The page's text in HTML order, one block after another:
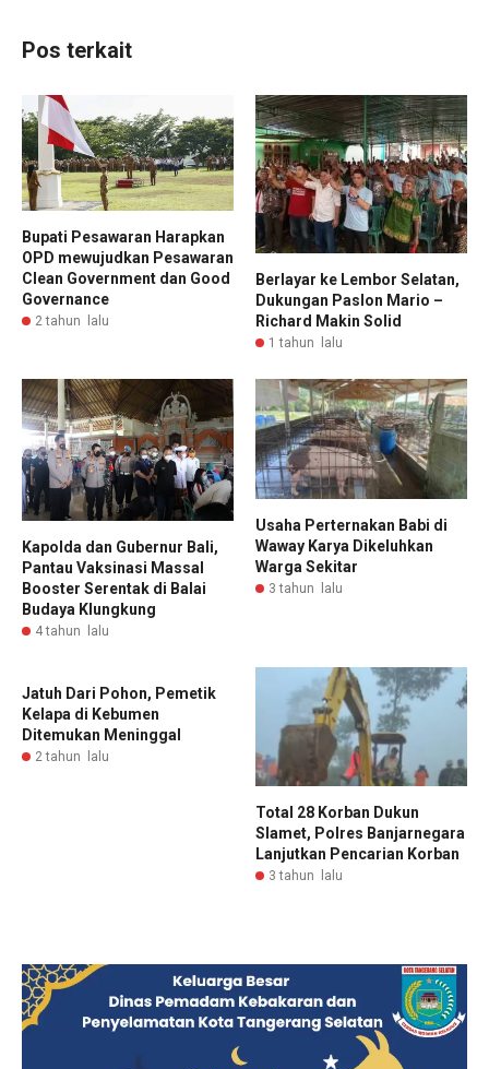
Pos terkait
Bupati Pesawaran Harapkan
OPD mewujudkan Pesawaran
Clean Government dan Good
Governance
2 tahun lalu
Berlayar ke Lembor Selatan,
Dukungan Paslon Mario –
Richard Makin Solid
1 tahun lalu
Kapolda dan Gubernur Bali,
Pantau Vaksinasi Massal
Booster Serentak di Balai
Budaya Klungkung
4 tahun lalu
Usaha Perternakan Babi di
Waway Karya Dikeluhkan
Warga Sekitar
3 tahun lalu
Jatuh Dari Pohon, Pemetik
Kelapa di Kebumen
Ditemukan Meninggal
2 tahun lalu
Total 28 Korban Dukun
Slamet, Polres Banjarnegara
Lanjutkan Pencarian Korban
3 tahun lalu